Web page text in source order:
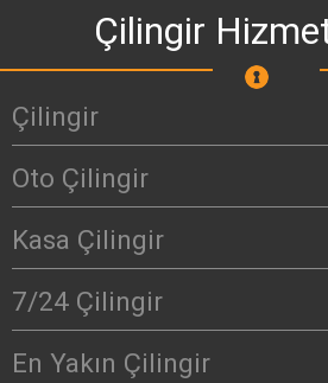
Çilingir
Çilingir
Oto Çilingir
Kasa Çilingir
7/24 Çilingir
En Yakın Çilingir